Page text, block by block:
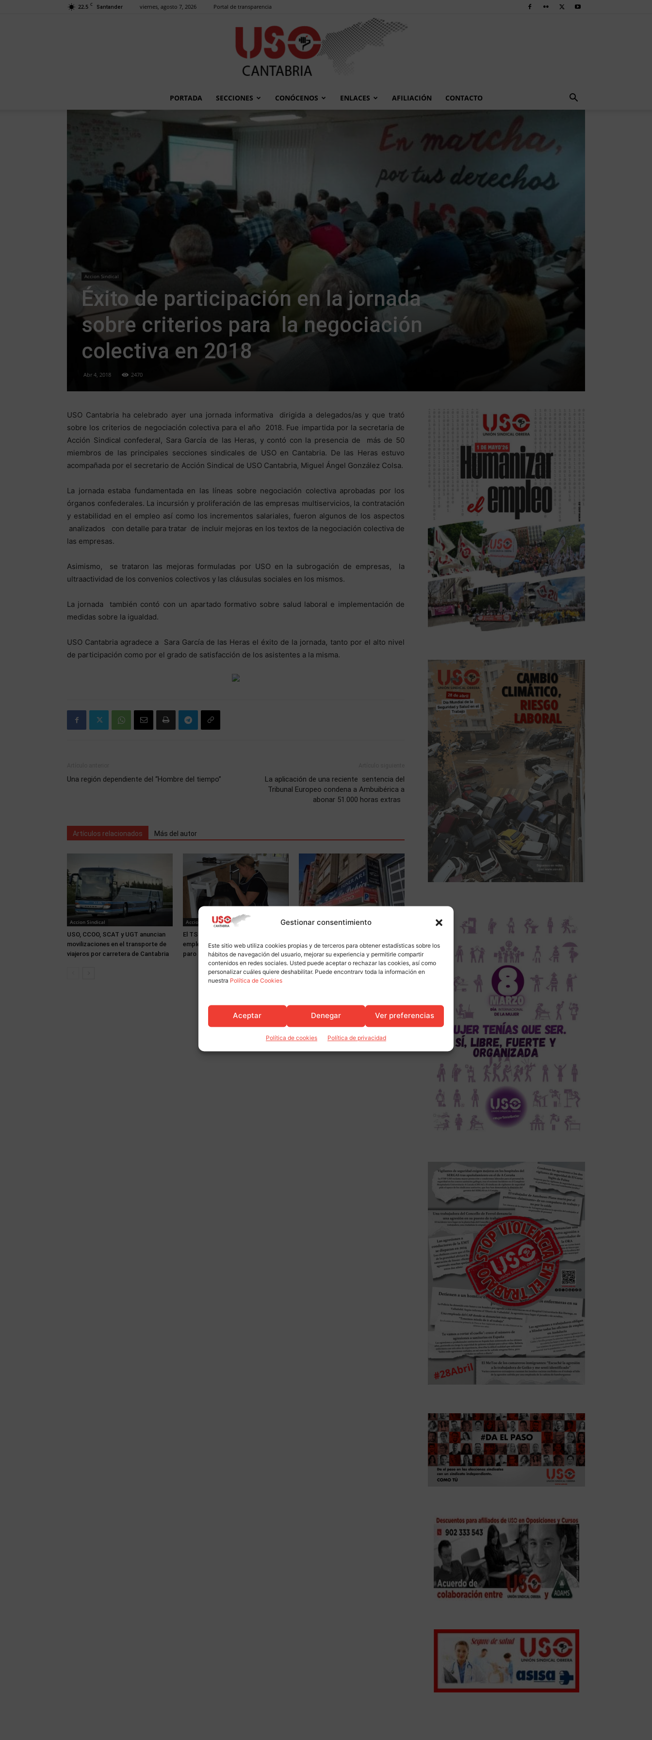
Gestionar consentimiento
Este sitio web utiliza cookies propias y de terceros para obtener estadísticas sobre los
hábitos de navegación del usuario, mejorar su experiencia y permitirle compartir
contenidos en redes sociales. Usted puede aceptar o rechazar las cookies, así como
personalizar cuáles quiere deshabilitar. Puede encontrarv toda la información en
nuestra Política de Cookies
Aceptar Denegar Ver preferencias
Política de cookies Política de privacidad
22.5 C Santander viernes, agosto 7, 2026 Portal de transparencia
PORTADA SECCIONES CONÓCENOS ENLACES AFILIACIÓN CONTACTO
Accion Sindical
Éxito de participación en la jornada
sobre criterios para la negociación
colectiva en 2018
Abr 4, 2018 2470
USO Cantabria ha celebrado ayer una jornada informativa dirigida a delegados/as y que trató
sobre los criterios de negociación colectiva para el año 2018. Fue impartida por la secretaria de
Acción Sindical confederal, Sara García de las Heras, y contó con la presencia de más de 50
miembros de las principales secciones sindicales de USO en Cantabria. De las Heras estuvo
acompañada por el secretario de Acción Sindical de USO Cantabria, Miguel Ángel González Colsa.
La jornada estaba fundamentada en las líneas sobre negociación colectiva aprobadas por los
órganos confederales. La incursión y proliferación de las empresas multiservicios, la contratación
y estabilidad en el empleo así como los incrementos salariales, fueron algunos de los aspectos
analizados con detalle para tratar de incluir mejoras en los textos de la negociación colectiva de
las empresas.
Asimismo, se trataron las mejoras formuladas por USO en la subrogación de empresas, la
ultraactividad de los convenios colectivos y las cláusulas sociales en los mismos.
La jornada también contó con un apartado formativo sobre salud laboral e implementación de
medidas sobre la igualdad.
USO Cantabria agradece a Sara García de las Heras el éxito de la jornada, tanto por el alto nivel
de participación como por el grado de satisfacción de los asistentes a la misma.
Una región dependiente del “Hombre del tiempo”
La aplicación de una reciente sentencia del
Tribunal Europeo condena a Ambuibérica a
abonar 51.000 horas extras
Artículos relacionados Más del autor
Accion Sindical
USO, CCOO, SCAT y UGT anuncian
movilizaciones en el transporte de
viajeros por carretera de Cantabria
Accion Sindical
El TSJC reconoce el derecho de las
empleadas de hogar a cobrar el
paro sin limitaciones
Accion Sindical
Propicia Nereo Hnos.